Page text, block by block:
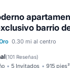
barrio
0.30 mi al centro
(101 Reseñas)
5 Invitados 915 pies²
Balcón/
Aire acondicionado